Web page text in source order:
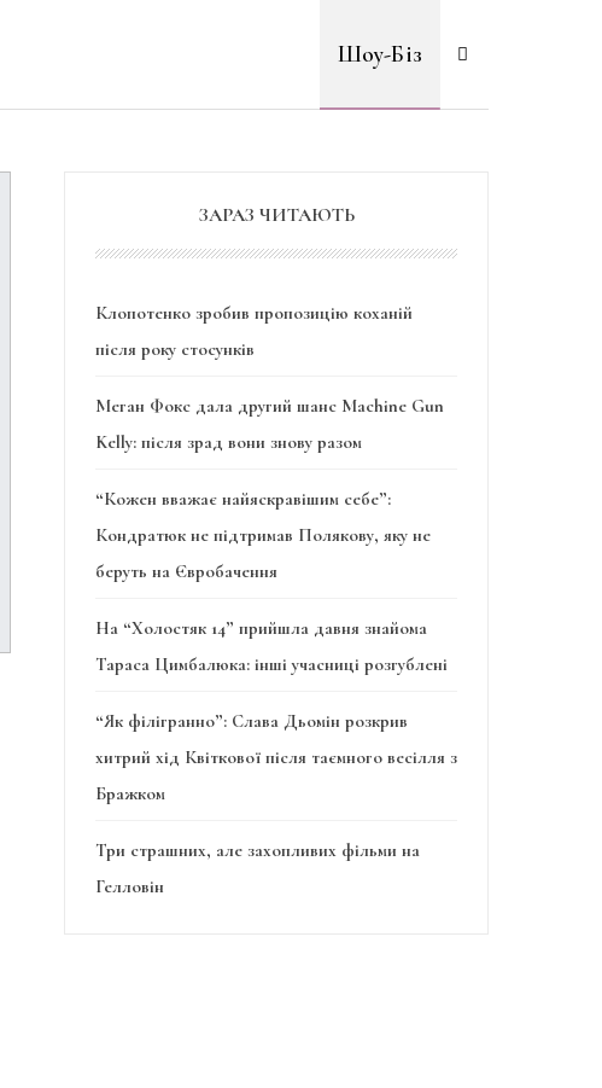
Шоу-Біз
ЗАРАЗ ЧИТАЮТЬ
Клопотенко зробив пропозицію коханій
після року стосунків
Меган Фокс дала другий шанс Machine Gun
Kelly: після зрад вони знову разом
“Кожен вважає найяскравішим себе”:
Кондратюк не підтримав Полякову, яку не
беруть на Євробачення
На “Холостяк 14” прийшла давня знайома
Тараса Цимбалюка: інші учасниці розгублені
“Як філігранно”: Слава Дьомін розкрив
хитрий хід Квіткової після таємного весілля з
Бражком
Три страшних, але захопливих фільми на
Гелловін